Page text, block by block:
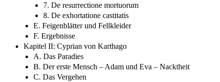
7. De resurrectione mortuorum
8. De exhortatione castitatis
E. Feigenblätter und Fellkleider
F. Ergebnisse
Kapitel II: Cyprian von Karthago
A. Das Paradies
B. Der erste Mensch – Adam und Eva – Nacktheit
C. Das Vergehen